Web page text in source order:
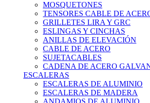
MOSQUETONES
TENSORES CABLE DE
GRILLETES LIRA Y GRC
ESLINGAS Y CINCHAS
ANILLAS DE ELEVACIÓN
CABLE DE ACERO
SUJETACABLES
CADENA DE ACERO
ESCALERAS
ESCALERAS DE ALUMINIO
ESCALERAS DE MADERA
ANDAMIOS DE ALUMINIO